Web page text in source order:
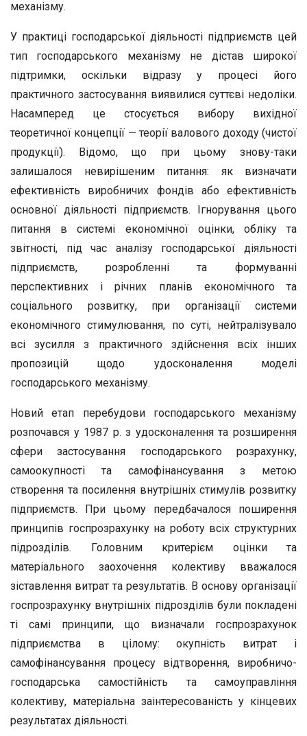
механізму.
У практиці господарської діяльності підприємств цей
тип господарського механізму не дістав широкої
підтримки, оскільки відразу у процесі його
практичного застосування виявилися суттєві недоліки.
Насамперед це стосується вибору вихідної
теоретичної концепції — теорії валового доходу (чистої
продукції). Відомо, що при цьому знову-таки
залишалося невирішеним питання: як визначати
ефективність виробничих фондів або ефективність
основної діяльності підприємств. Ігнорування цього
питання в системі економічної оцінки, обліку та
звітності, під час аналізу господарської діяльності
підприємств, розробленні та формуванні
перспективних і річних планів економічного та
соціального розвитку, при організації системи
економічного стимулювання, по суті, нейтралізувало
всі зусилля з практичного здійснення всіх інших
пропозицій щодо удосконалення моделі
господарського механізму.
Новий етап перебудови господарського механізму
розпочався у 1987 р. з удосконалення та розширення
сфери застосування господарського розрахунку,
самоокупності та самофінансування з метою
створення та посилення внутрішніх стимулів розвитку
підприємств. При цьому передбачалося поширення
принципів госпрозрахунку на роботу всіх структурних
підрозділів. Головним критерієм оцінки та
матеріального заохочення колективу вважалося
зіставлення витрат та результатів. В основу організації
госпрозрахунку внутрішніх підрозділів були покладені
ті самі принципи, що визначали госпрозрахунок
підприємства в цілому: окупність витрат і
самофінансування процесу відтворення, виробничо-
господарська самостійність та самоуправління
колективу, матеріальна заінтересованість у кінцевих
результатах діяльності.